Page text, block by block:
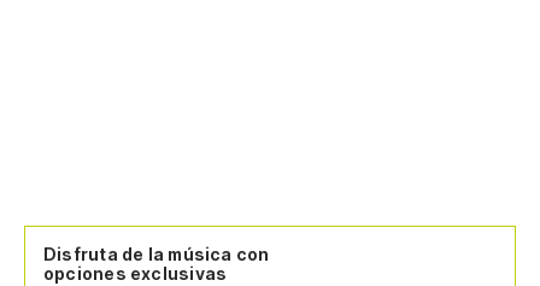
Disfruta de la música con
opciones exclusivas